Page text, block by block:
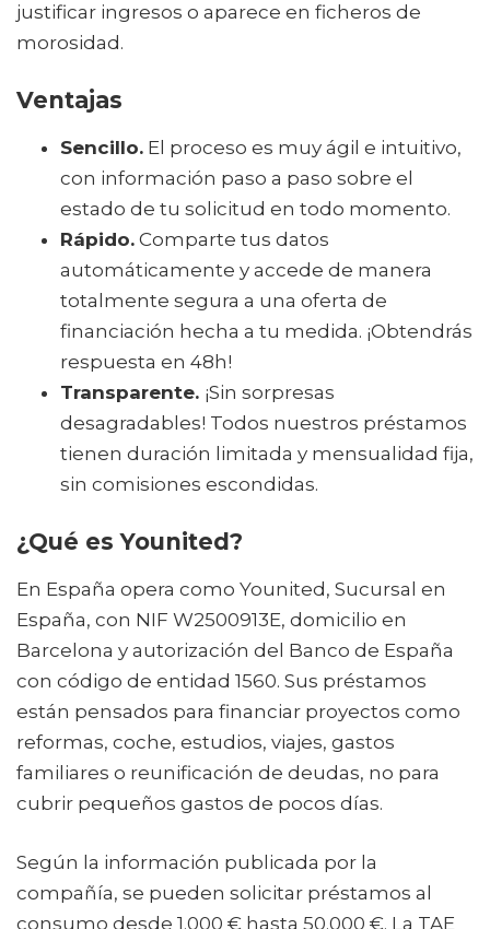
justificar ingresos o aparece en ficheros de
morosidad.
Ventajas
Sencillo. El proceso es muy ágil e intuitivo,
con información paso a paso sobre el
estado de tu solicitud en todo momento.
Rápido. Comparte tus datos
automáticamente y accede de manera
totalmente segura a una oferta de
financiación hecha a tu medida. ¡Obtendrás
respuesta en 48h!
Transparente. ¡Sin sorpresas
desagradables! Todos nuestros préstamos
tienen duración limitada y mensualidad fija,
sin comisiones escondidas.
¿Qué es Younited?
En España opera como Younited, Sucursal en
España, con NIF W2500913E, domicilio en
Barcelona y autorización del Banco de España
con código de entidad 1560. Sus préstamos
están pensados para financiar proyectos como
reformas, coche, estudios, viajes, gastos
familiares o reunificación de deudas, no para
cubrir pequeños gastos de pocos días.
Según la información publicada por la
compañía, se pueden solicitar préstamos al
consumo desde 1.000 € hasta 50.000 €. La TAE